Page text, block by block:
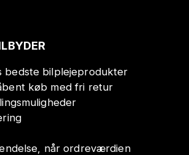
bedste bilplejeprodukter
køb med fri retur
når ordreværdien